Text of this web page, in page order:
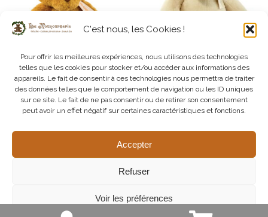
C'est nous, les Cookies !
Pour offrir les meilleures expériences, nous utilisons des technologies
telles que les cookies pour stocker et/ou accéder aux informations des
appareils. Le fait de consentir à ces technologies nous permettra de traiter
des données telles que le comportement de navigation ou les ID uniques
sur ce site. Le fait de ne pas consentir ou de retirer son consentement
peut avoir un effet négatif sur certaines caractéristiques et fonctions.
Accepter
Refuser
Voir les préférences
Histoire d’Ours – Le Nounours –
Ours Ocre Petit Modèle
24,95€
Histoire d’Ours – Le Nounours –
Ours Vanille 75 cm
99,95€
Ajouter au panier